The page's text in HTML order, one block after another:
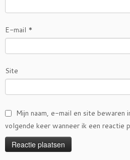
E-mail *
Site
Mijn naam, e-mail en site bewaren
volgende keer wanneer ik een reactie